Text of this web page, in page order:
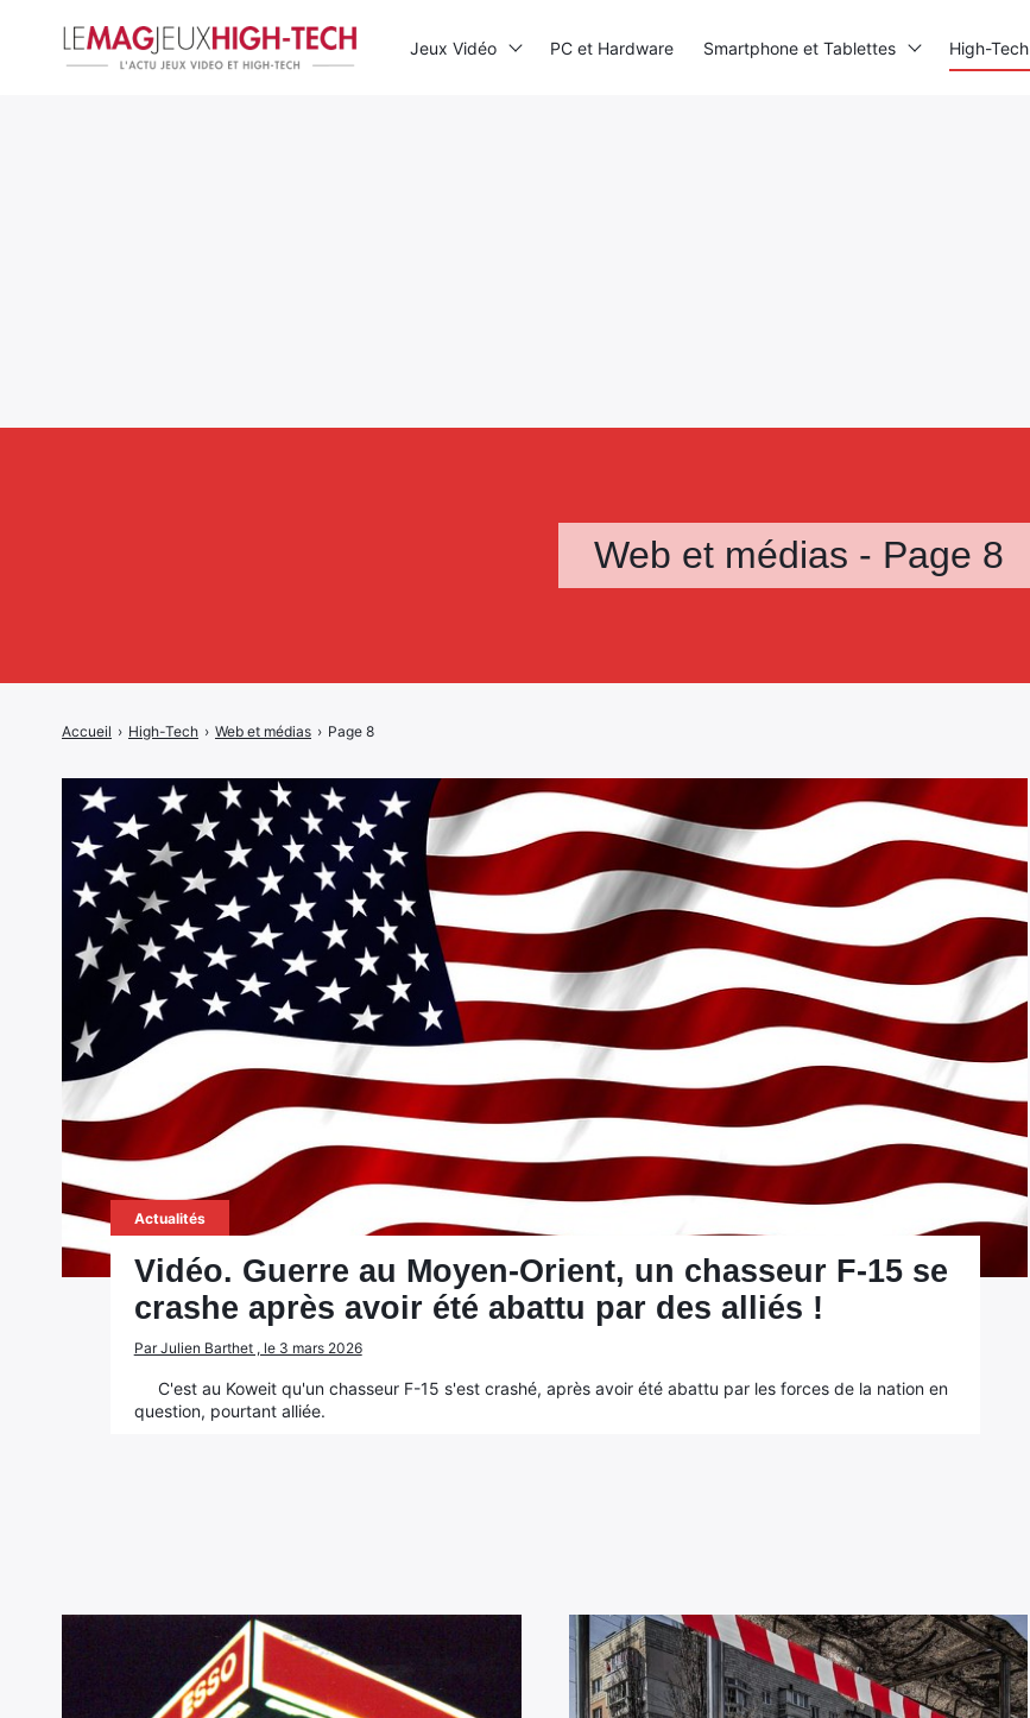
Web et médias - Page 8
Accueil › High-Tech › Web et médias › Page 8
Actualités
Vidéo. Guerre au Moyen-Orient, un chasseur F-15 se
crashe après avoir été abattu par des alliés !
Par Julien Barthet , le 3 mars 2026
C'est au Koweit qu'un chasseur F-15 s'est crashé, après avoir été abattu par les forces de la nation en
question, pourtant alliée.
Jeux Vidéo PC et Hardware Smartphone et Tablettes High-Tech